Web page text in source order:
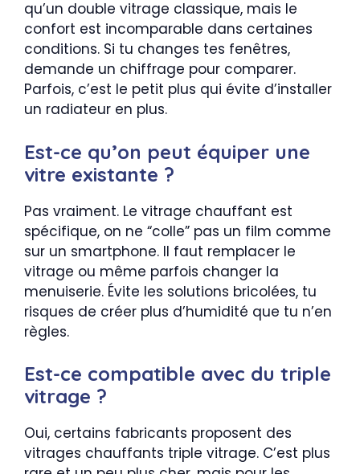
qu’un double vitrage classique, mais le
confort est incomparable dans certaines
conditions. Si tu changes tes fenêtres,
demande un chiffrage pour comparer.
Parfois, c’est le petit plus qui évite d’installer
un radiateur en plus.
Est-ce qu’on peut équiper une
vitre existante ?
Pas vraiment. Le vitrage chauffant est
spécifique, on ne “colle” pas un film comme
sur un smartphone. Il faut remplacer le
vitrage ou même parfois changer la
menuiserie. Évite les solutions bricolées, tu
risques de créer plus d’humidité que tu n’en
règles.
Est-ce compatible avec du triple
vitrage ?
Oui, certains fabricants proposent des
vitrages chauffants triple vitrage. C’est plus